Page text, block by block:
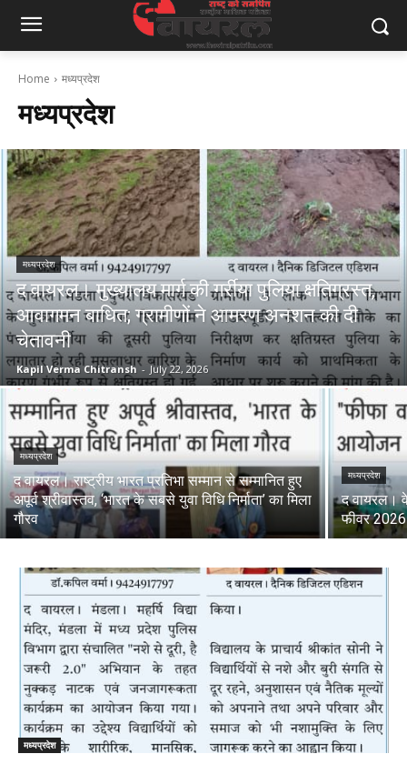
Home मध्यप्रदेश
मध्यप्रदेश
मध्यप्रदेश
द वायरल। मुख्यालय मार्ग की गर्रीया पुलिया क्षतिग्रस्त,
आवागमन बाधित; ग्रामीणों ने आमरण अनशन की दी
चेतावनी
Kapil Verma Chitransh - July 22, 2026
मध्यप्रदेश
द वायरल। राष्ट्रीय भारत प्रतिभा सम्मान से सम्मानित हुए
अपूर्व श्रीवास्तव, ‘भारत के सबसे युवा विधि निर्माता’ का मिला
गौरव
मध्यप्रदेश
द वायरल।
फीवर
मध्यप्रदेश